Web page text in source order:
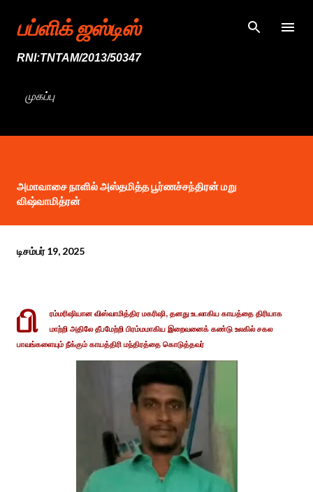
முதன்மை உள்ளடக்கத்திற்குச் செல்
பப்ளிக் ஜஸ்டிஸ்
RNI:TNTAM/2013/50347
முகப்பு
அமாவாசை நாளில் அஸ்தமித்த பூர்ணச்சந்திரன் மறு
விஷ்வாமித்ரன்
டிசம்பர் 19, 2025
பி
ரம்மரிஷியான விஸ்வாமித்திர மகரிஷி, தனது உடலாகிய காயத்தை திரியாக
மாற்றி அதிலே தீபமேற்றி பிரம்மமாகிய இறைவனைக் கண்டு உலகில் சகல
பாவங்களையும் நீக்கும் காயத்திரி மந்திரத்தை கொடுத்தவர்